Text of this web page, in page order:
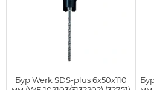
Бур Werk SDS-plus 6x50x110